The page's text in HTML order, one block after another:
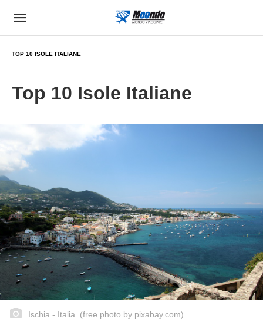
TOP 10 ISOLE ITALIANE
Top 10 Isole Italiane
Ischia - Italia. (free photo by pixabay.com)